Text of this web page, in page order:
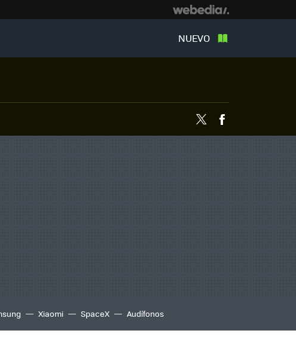
NUEVO
Twitter
Xiaomi SpaceX Audífonos